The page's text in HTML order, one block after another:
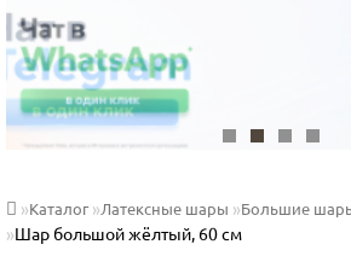
Каталог Латексные шары Большие
Шар большой жёлтый, 60 см